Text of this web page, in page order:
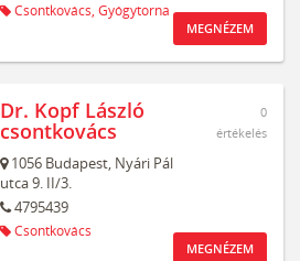
Csontkovács, Gyógytorna
MEGNÉZEM
Dr. Kopf László
csontkovács
1056 Budapest, Nyári Pál
utca 9. II/3.
4795439
Csontkovács
0
értékelés
MEGNÉZEM